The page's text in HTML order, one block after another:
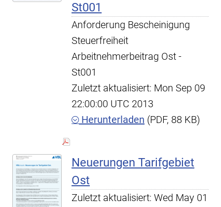
St001
Anforderung Bescheinigung
Steuerfreiheit
Arbeitnehmerbeitrag Ost -
St001
Zuletzt aktualisiert: Mon Sep 09
22:00:00 UTC 2013
Herunterladen (PDF, 88 KB)
Neuerungen Tarifgebiet
Ost
Zuletzt aktualisiert: Wed May 01